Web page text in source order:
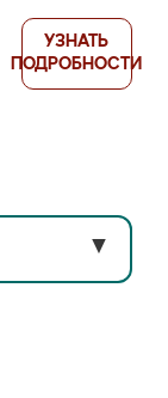
УЗНАТЬ
ПОДРОБНОСТИ
▼